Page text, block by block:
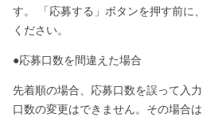
す。 「応募する」ボタンを押す前に
ください。
●応募口数を間違えた場合
先着順の場合、応募口数を誤って入
口数の変更はできません。その場合